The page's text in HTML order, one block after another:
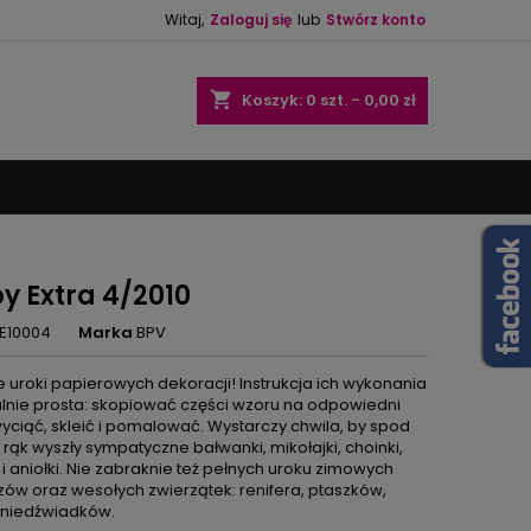
Witaj, Zaloguj się lub Stwórz konto
shopping_cart Koszyk: 0 szt. - 0,00 zł
Extra 4/2010
Marka BPV
uroki papierowych dekoracji! Instrukcja ich wykonania
prosta: skopiować części wzoru na odpowiedni
skleić i pomalować. Wystarczy chwila, by spod
wyszły sympatyczne bałwanki, mikołajki, choinki,
aniołki. Nie zabraknie też pełnych uroku zimowych
oraz wesołych zwierzątek: renifera, ptaszków,